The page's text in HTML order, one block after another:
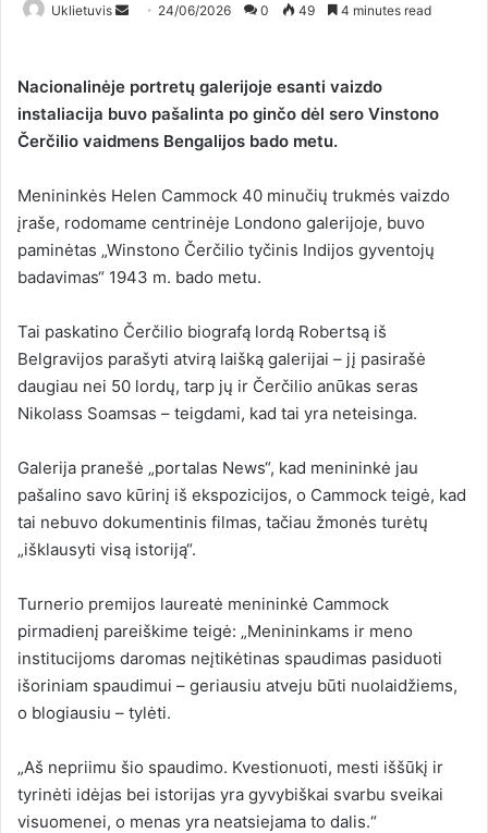
Uklietuvis
d
a
n
m
a
i
l
24/06/2026 0 49 4 minutes read
Nacionalinėje portretų galerijoje esanti vaizdo
instaliacija buvo pašalinta po ginčo dėl sero Vinstono
Čerčilio vaidmens Bengalijos bado metu.
Menininkės Helen Cammock 40 minučių trukmės vaizdo
įraše, rodomame centrinėje Londono galerijoje, buvo
paminėtas „Winstono Čerčilio tyčinis Indijos gyventojų
badavimas“ 1943 m. bado metu.
Tai paskatino Čerčilio biografą lordą Robertsą iš
Belgravijos parašyti atvirą laišką galerijai – jį pasirašė
daugiau nei 50 lordų, tarp jų ir Čerčilio anūkas seras
Nikolass Soamsas – teigdami, kad tai yra neteisinga.
Galerija pranešė „portalas News“, kad menininkė jau
pašalino savo kūrinį iš ekspozicijos, o Cammock teigė, kad
tai nebuvo dokumentinis filmas, tačiau žmonės turėtų
„išklausyti visą istoriją“.
Turnerio premijos laureatė menininkė Cammock
pirmadienį pareiškime teigė: „Menininkams ir meno
institucijoms daromas neįtikėtinas spaudimas pasiduoti
išoriniam spaudimui – geriausiu atveju būti nuolaidžiems,
o blogiausiu – tylėti.
„Aš nepriimu šio spaudimo. Kvestionuoti, mesti iššūkį ir
tyrinėti idėjas bei istorijas yra gyvybiškai svarbu sveikai
visuomenei, o menas yra neatsiejama to dalis.“